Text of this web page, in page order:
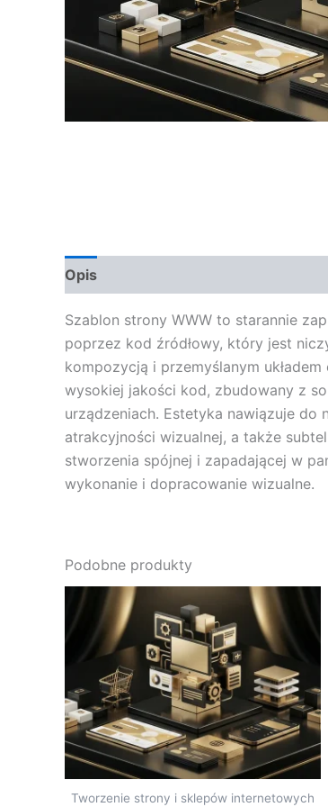
Opis
Szablon strony WWW to starannie
poprzez kod źródłowy, który jest
kompozycją i przemyślanym
wysokiej jakości kod, zbudowany z
urządzeniach. Estetyka nawiązuje
atrakcyjności wizualnej, a także
stworzenia spójnej i zapadającej w
wykonanie i dopracowanie wizualne.
Podobne produkty
Tworzenie strony i sklepów internetowych